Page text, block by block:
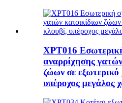
XPT016
αναρρίχησης
ζώων σε
υπέροχος μεγάλος